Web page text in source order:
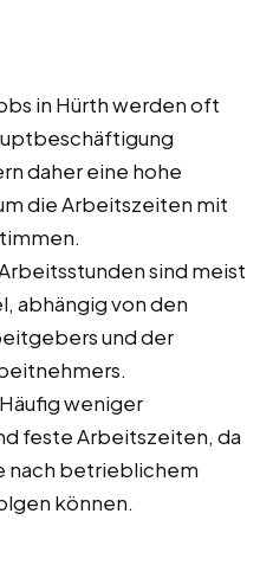
in Hürth werden oft
daher eine hohe
die Arbeitszeiten mit
sind meist
abhängig von den
und der
Häufig weniger
feste Arbeitszeiten, da
nach betrieblichem
können.